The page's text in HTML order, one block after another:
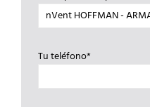
Tu teléfono*